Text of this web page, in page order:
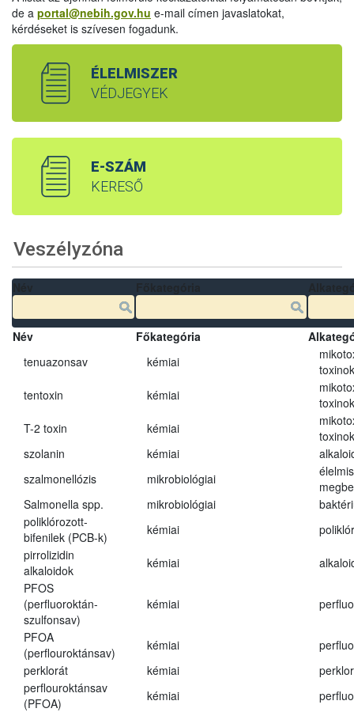
de a portal@nebih.gov.hu e-mail címen javaslatokat,
kérdéseket is szívesen fogadunk.
ÉLELMISZER
VÉDJEGYEK
E-SZÁM
KERESŐ
Veszélyzóna
Név Főkategória
tenuazonsav
kémiai
toxinok
tentoxin
kémiai
toxinok
T-2 toxin
kémiai
toxinok
szolanin
kémiai
szalmonellózis
mikrobiológiai
Salmonella spp.
mikrobiológiai
poliklórozott-
bifenilek (PCB-k)
kémiai
pirrolizidin
alkaloidok
kémiai
PFOS
(perfluoroktán-
szulfonsav)
kémiai
PFOA
(perflouroktánsav)
kémiai
perklorát
kémiai
perflouroktánsav
(PFOA)
kémiai